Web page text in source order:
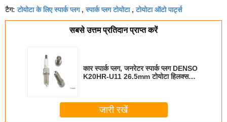
टैग:टोयोटा के लिए स्पार्क प्लग,स्पार्क प्लग टोयोटा,टोयोटा ऑटो पार्ट्स
सबसे उत्तम प्रतिदान प्राप्त करें
कार स्पार्क प्लग, जनरेटर स्पार्क प्लग DENSO
K20HR-U11 26.5mm टोयोटा हिलक्स
जारी रखें